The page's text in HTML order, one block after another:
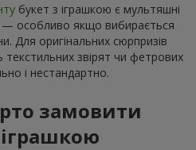
букет з іграшкою є мультяшні
— особливо якщо вибирається
Для оригінальних сюрпризів
звірят чи фетрових
і нестандартно.
замовити